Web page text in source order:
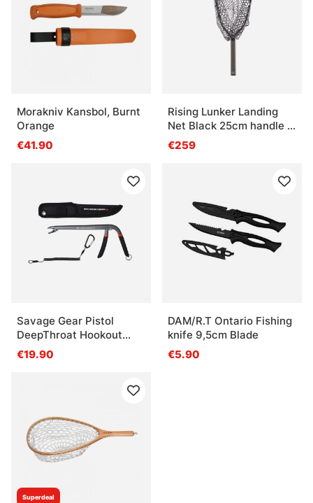
Morakniv Kansbol, Burnt
Orange
€41.90
Rising Lunker Landing
Net Black 25cm handle -
Stealth
€259
Savage Gear Pistol
DeepThroat Hookout
22.5cm
€19.90
DAM/R.T Ontario Fishing
knife 9,5cm Blade
€5.90
Superdeal